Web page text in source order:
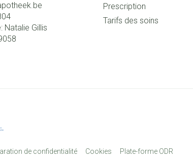
Natalie Gillis
Prescription
Tarifs des soins
de confidentialité Cookies Plate-forme ODR